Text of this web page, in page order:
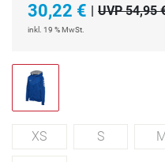
30,22 € | UVP 54,95
inkl. 19 % MwSt.
XS S